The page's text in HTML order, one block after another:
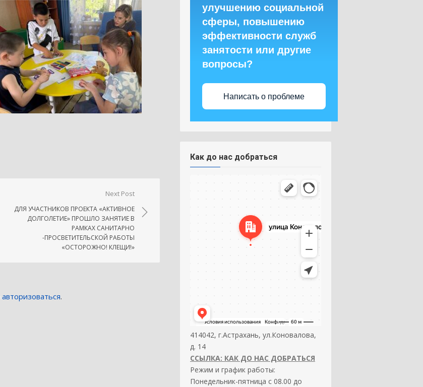
Next Post
ДЛЯ УЧАСТНИКОВ ПРОЕКТА «АКТИВНОЕ
ДОЛГОЛЕТИЕ» ПРОШЛО ЗАНЯТИЕ В
РАМКАХ САНИТАРНО
-ПРОСВЕТИТЕЛЬСКОЙ РАБОТЫ
«ОСТОРОЖНО! КЛЕЩИ!»
авторизоваться.
улучшению социальной
сферы, повышению
эффективности служб
занятости или другие
вопросы?
Написать о проблеме
Как до нас добраться
414042, г.Астрахань, ул.Коновалова,
д. 14
ССЫЛКА: КАК ДО НАС ДОБРАТЬСЯ
Режим и график работы:
Понедельник-пятница с 08.00 до